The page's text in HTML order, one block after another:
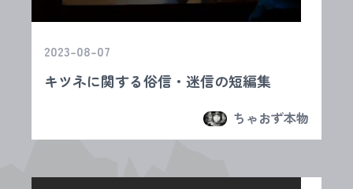
2023-08-07
キツネに関する俗信・迷信の短編集
ちゃおず本物